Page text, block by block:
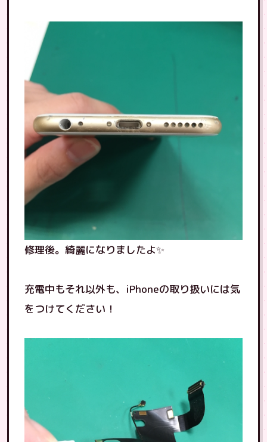
修理後。綺麗になりましたよ✨
充電中もそれ以外も、iPhoneの取り扱いには気
をつけてください！